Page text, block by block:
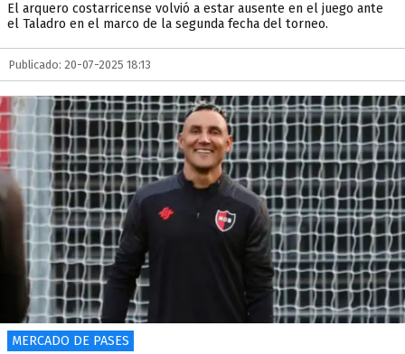
El arquero costarricense volvió a estar ausente en el juego ante
el Taladro en el marco de la segunda fecha del torneo.
Publicado: 20-07-2025 18:13
MERCADO DE PASES